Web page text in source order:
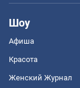
Шоу
Афиша
Красота
Женский Журнал